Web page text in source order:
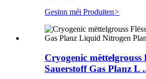
Gesinn méi Produiten>
Cryogenic mëttelgrouss
Sauerstoff Gas Planz L